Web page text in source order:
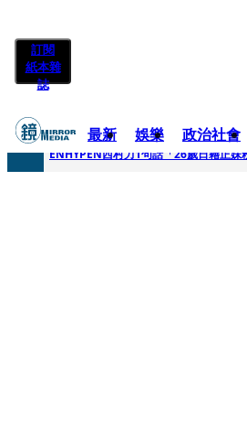
訂閱
紙本雜
誌
最新 娛樂 政治社會
快訊